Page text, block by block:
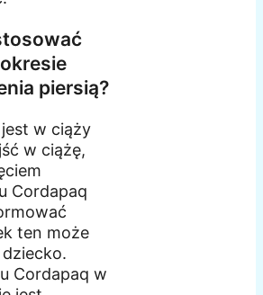
piersią?
w ciąży
w ciążę,
Cordapaq
ten może
dziecko.
Cordapaq w